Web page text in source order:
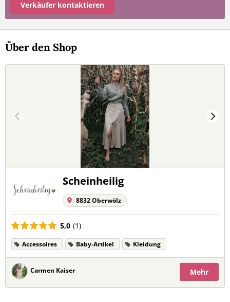
Verkäufer kontaktieren
Über den Shop
Scheinheilig
8832 Oberwölz
5,0 (1)
Accessoires Baby-Artikel Kleidung
Carmen Kaiser Mehr